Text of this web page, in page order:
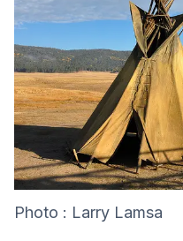
Photo : Larry Lamsa